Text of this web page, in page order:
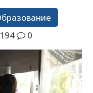
194 0